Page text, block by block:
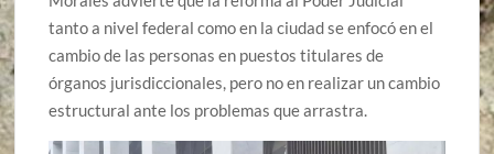
tanto a nivel federal como en la ciudad se enfocó en el
cambio de las personas en puestos titulares de
órganos jurisdiccionales, pero no en realizar un cambio
estructural ante los problemas que arrastra.